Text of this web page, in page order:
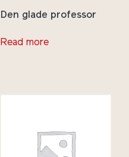
Den glade professor
Read more